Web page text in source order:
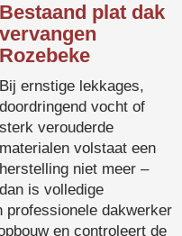
Bestaand plat dak
vervangen
Rozebeke
Bij ernstige lekkages,
doordringend vocht of
sterk verouderde
materialen volstaat een
herstelling niet meer –
dan is volledige
professionele dakwerker
en controleert de